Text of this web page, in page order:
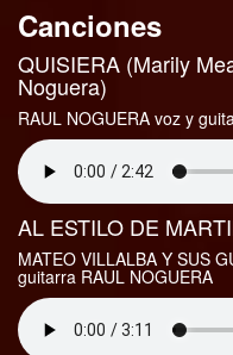
Canciones
QUISIERA (Marily
Noguera)
RAUL NOGUERA voz y
AL ESTILO DE
MATEO VILLALBA Y SUS
guitarra RAUL NOGUERA